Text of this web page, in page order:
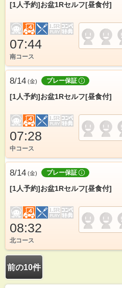
[1人予約]お盆1Rセルフ[昼食付]
07:44
南コース
8/14 (金) プレー保証
[1人予約]お盆1Rセルフ[昼食付]
07:28
中コース
8/14 (金) プレー保証
[1人予約]お盆1Rセルフ[昼食付]
08:32
北コース
前の10件